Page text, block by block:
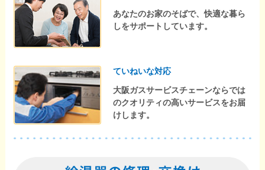
あなたのお家のそばで、快適な暮ら
しをサポートしています。
ていねいな対応
大阪ガスサービスチェーンならでは
のクオリティの高いサービスをお届
けします。